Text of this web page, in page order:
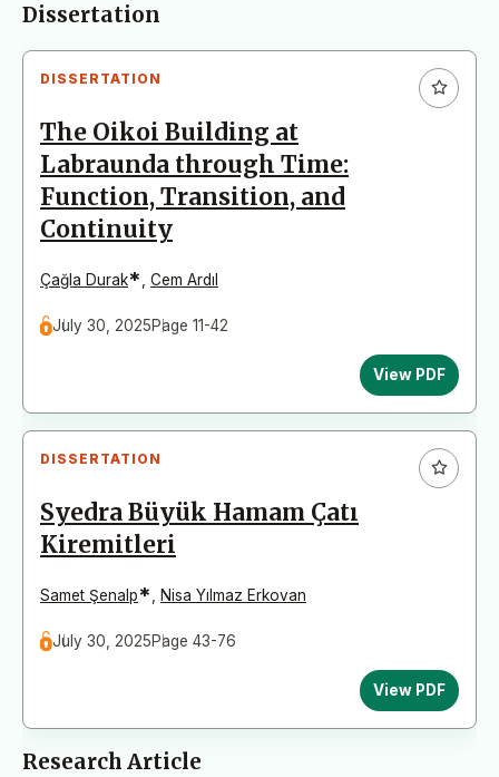
Articles
Dissertation
DISSERTATION
The Oikoi Building at
Labraunda through Time:
Function, Transition, and
Continuity
Çağla Durak* Cem Ardıl
July 30, 2025Page 11-42
View PDF
DISSERTATION
Syedra Büyük Hamam Çatı
Kiremitleri
Samet Şenalp* Nisa Yılmaz Erkovan
July 30, 2025Page 43-76
View PDF
Research Article